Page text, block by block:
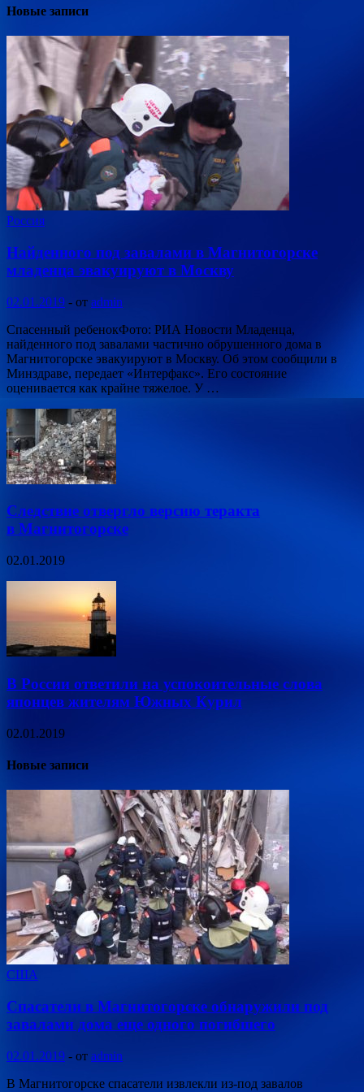
Новые записи
Россия
Найденного под завалами в Магнитогорске
младенца эвакуируют в Москву
02.01.2019 - от admin
Спасенный ребенокФото: РИА Новости Младенца,
найденного под завалами частично обрушенного дома в
Магнитогорске эвакуируют в Москву. Об этом сообщили в
Минздраве, передает «Интерфакс». Его состояние
оценивается как крайне тяжелое. У …
Следствие отвергло версию теракта
в Магнитогорске
02.01.2019
В России ответили на успокоительные слова
японцев жителям Южных Курил
02.01.2019
Новые записи
США
Спасатели в Магнитогорске обнаружили под
завалами дома еще одного погибшего
02.01.2019 - от admin
В Магнитогорске спасатели извлекли из-под завалов